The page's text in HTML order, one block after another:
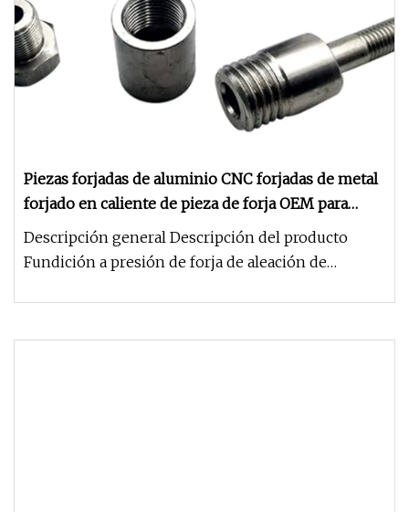
Piezas forjadas de aluminio CNC forjadas de metal
forjado en caliente de pieza de forja OEM para
piezas de motocicletas
Descripción general Descripción del producto
Fundición a presión de forja de aleación de